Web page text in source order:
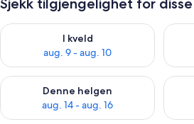
Sjekk tilgjengelighet for
I kveld
aug. 9 - aug. 10
Sjekk tilgjengelighet for i kveld, aug. 9
Denne helgen
aug. 14 - aug. 16
Sjekk tilgjengelighet for denne helgen,